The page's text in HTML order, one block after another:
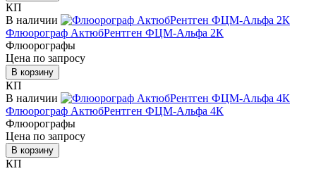
КП
В наличии
Флюорограф АктюбРентген ФЦМ-Альфа 2К
Флюорографы
Цена по запросу
В корзину
КП
В наличии
Флюорограф АктюбРентген ФЦМ-Альфа 4К
Флюорографы
Цена по запросу
В корзину
КП